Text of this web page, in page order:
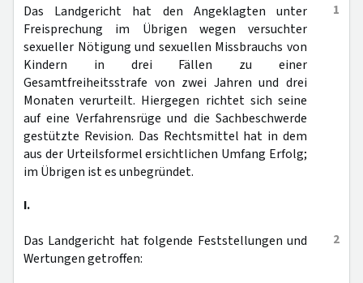
1
Das Landgericht hat den Angeklagten unter
Freisprechung im Übrigen wegen versuchter
sexueller Nötigung und sexuellen Missbrauchs von
Kindern in drei Fällen zu einer
Gesamtfreiheitsstrafe von zwei Jahren und drei
Monaten verurteilt. Hiergegen richtet sich seine
auf eine Verfahrensrüge und die Sachbeschwerde
gestützte Revision. Das Rechtsmittel hat in dem
aus der Urteilsformel ersichtlichen Umfang Erfolg;
im Übrigen ist es unbegründet.
I.
2
Das Landgericht hat folgende Feststellungen und
Wertungen getroffen: